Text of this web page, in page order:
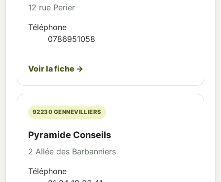
12 rue Perier
Téléphone
0786951058
Voir la fiche →
92230 GENNEVILLIERS
Pyramide Conseils
2 Allée des Barbanniers
Téléphone